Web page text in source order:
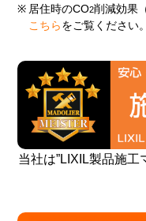
※ 居住時のCO2削減効果
こちら をご覧ください。
当社は”LIXIL製品施